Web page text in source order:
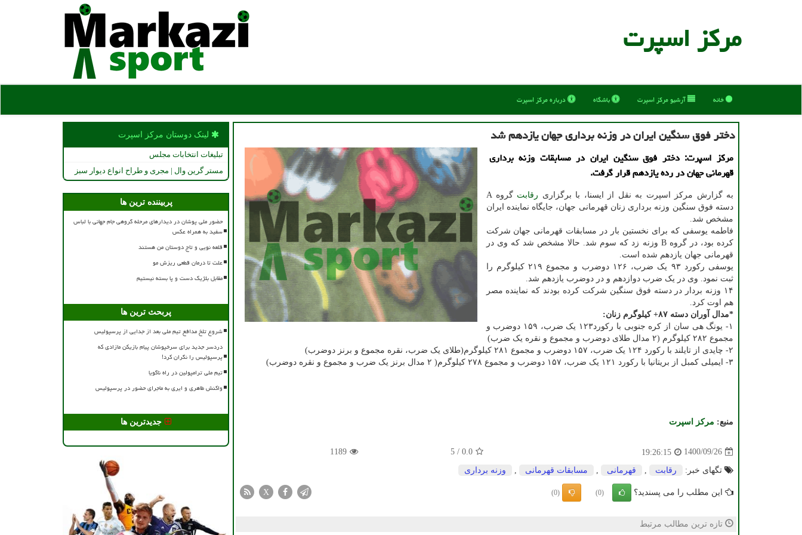
مركز اسپرت
خانه آرشیو مركز اسپرت باشگاه درباره مركز اسپرت
دختر فوق سنگین ایران در وزنه برداری جهان یازدهم شد
مرکز اسپرت: دختر فوق سنگین ایران در مسابقات وزنه برداری
قهرمانی جهان در رده یازدهم قرار گرفت.
به گزارش مرکز اسپرت به نقل از ایسنا، با برگزاری رقابت
گروه A
دسته فوق سنگین وزنه برداری زنان قهرمانی جهان، جایگاه نماینده ایران
مشخص شد.
فاطمه یوسفی که برای نخستین بار در مسابقات قهرمانی جهان شرکت
کرده بود، در گروه B وزنه زد که سوم شد. حالا مشخص شد که وی در
قهرمانی جهان یازدهم شده است.
یوسفی رکورد ۹۳ یک ضرب، ۱۲۶ دوضرب و مجموع ۲۱۹ کیلوگرم را
ثبت نمود. وی در یک ضرب دوازدهم و در دوضرب یازدهم شد.
۱۴ وزنه بردار در دسته فوق سنگین شرکت کرده بودند که نماینده مصر
هم اوت کرد.
*مدال آوران دسته ۸۷+ کیلوگرم زنان:
۱- یونگ هی سان از کره جنوبی با رکورد۱۲۳ یک ضرب، ۱۵۹ دوضرب و
مجموع ۲۸۲ کیلوگرم (۲ مدال طلای دوضرب و مجموع و نقره یک ضرب)
۲- چایدی از تایلند با رکورد ۱۲۴ یک ضرب، ۱۵۷ دوضرب و مجموع ۲۸۱ کیلوگرم(طلای یک ضرب، نقره مجموع و برنز دوضرب)
۳- ایمیلی کمبل از بریتانیا با رکورد ۱۲۱ یک ضرب، ۱۵۷ دوضرب و مجموع ۲۷۸ کیلوگرم( ۲ مدال برنز یک ضرب و مجموع و نقره دوضرب)
منبع: مركز اسپرت
1400/09/26
19:26:15
0.0
/
5
1189
تگهای خبر: رقابت قهرمانی مسابقات قهرمانی وزنه برداری
این مطلب را می پسندید؟ (0)
(0)
X
تازه ترین مطالب مرتبط
لینک دوستان مركز اسپرت
تبلیغات انتخابات مجلس
مستر گرین وال | مجری و طراح انواع دیوار سبز
پربیننده ترین ها
حضور ملی پوشان در دیدارهای مرحله گروهی جام جهانی با لباس
سفید به همراه عکس
قلعه نویی و تاج دوستان من هستند
علت تا درمان قطعی ریزش مو
مقابل بلژیک دست و پا بسته نیستیم
پربحث ترین ها
شروع تلخ مدافع تیم ملی بعد از جدایی از پرسپولیس
دردسر جدید برای سرخپوشان پیام بازیکن مازادی که
پرسپولیس را نگران کرد!
تیم ملی ترامپولین در راه ناگویا
واکنش طاهری و ایری به ماجرای حضور در پرسپولیس
جدیدترین ها